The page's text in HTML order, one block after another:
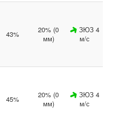
43%
20% (0
мм)
ЗЮЗ 4
м/с
45%
20% (0
мм)
ЗЮЗ 4
м/с